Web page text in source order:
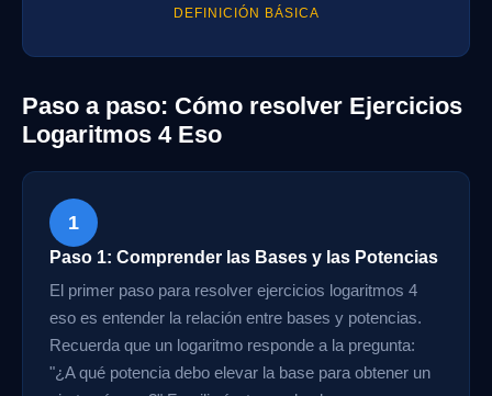
DEFINICIÓN BÁSICA
Paso a paso: Cómo resolver Ejercicios
Logaritmos 4 Eso
1
Paso 1: Comprender las Bases y las Potencias
El primer paso para resolver ejercicios logaritmos 4
eso es entender la relación entre bases y potencias.
Recuerda que un logaritmo responde a la pregunta:
"¿A qué potencia debo elevar la base para obtener un